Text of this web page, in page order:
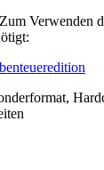
Zum Verwenden